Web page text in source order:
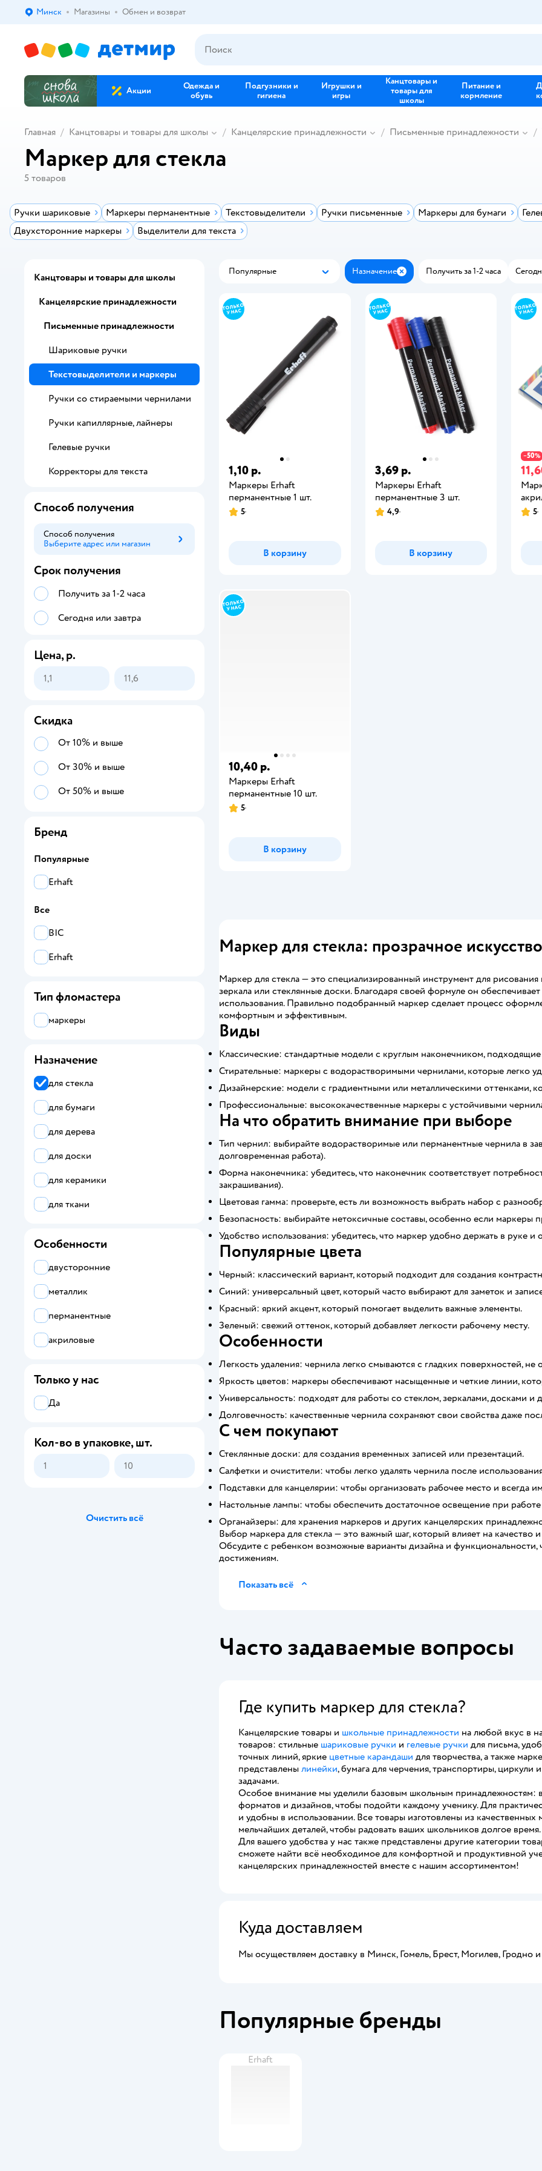
Выбор адреса доставки.
Минск Магазины Обмен и возврат
Акции
Одежда и
обувь
Подгузники и
гигиена
Игрушки и
игры
Канцтовары и
товары для
школы
Питание и
кормление
Главная Канцтовары и товары для школы Канцелярские принадлежности Письменные принадлежности
Маркер для стекла
5 товаров
Ручки шариковые Маркеры перманентные Текстовыделители Ручки письменные Маркеры для бумаги
Двухсторонние маркеры
Выделители для текста
Популярные
Популярные Назначение ЗакрытьПолучить за 1-2 часа
1,10 р.
Маркеры Erhaft
перманентные 1 шт.
5
В корзину
3,69 р.
Маркеры Erhaft
перманентные 3 шт.
4,9
В корзину
−50%
5
10,40 р.
Маркеры Erhaft
перманентные 10 шт.
5
В корзину
Маркер для стекла: прозрачное
Маркер для стекла — это специализированный инструмент для рисования
зеркала или стеклянные доски. Благодаря своей формуле он
использования. Правильно подобранный маркер сделает процесс
комфортным и эффективным.
Виды
Классические: стандартные модели с круглым наконечником,
Стирательные: маркеры с водорастворимыми чернилами, которые легко
Дизайнерские: модели с градиентными или металлическими оттенками,
Профессиональные: высококачественные маркеры с устойчивыми
На что обратить внимание при выборе
Тип чернил: выбирайте водорастворимые или перманентные чернила в
долговременная работа).
Форма наконечника: убедитесь, что наконечник соответствует
закрашивания).
Цветовая гамма: проверьте, есть ли возможность выбрать набор с
Безопасность: выбирайте нетоксичные составы, особенно если маркеры
Удобство использования: убедитесь, что маркер удобно держать в руке и
Популярные цвета
Черный: классический вариант, который подходит для создания
Синий: универсальный цвет, который часто выбирают для заметок и
Красный: яркий акцент, который помогает выделить важные элементы.
Зеленый: свежий оттенок, который добавляет легкости рабочему месту.
Особенности
Легкость удаления: чернила легко смываются с гладких поверхностей, не
Яркость цветов: маркеры обеспечивают насыщенные и четкие линии,
Универсальность: подходят для работы со стеклом, зеркалами, досками и
Долговечность: качественные чернила сохраняют свои свойства даже
С чем покупают
Стеклянные доски: для создания временных записей или презентаций.
Салфетки и очистители: чтобы легко удалять чернила после
Подставки для канцелярии: чтобы организовать рабочее место и всегда
Настольные лампы: чтобы обеспечить достаточное освещение при
Органайзеры: для хранения маркеров и других канцелярских
Выбор маркера для стекла — это важный шаг, который влияет на
Обсудите с ребенком возможные варианты дизайна и
достижениям.
Показать всё
Часто задаваемые вопросы
Где купить маркер для стекла?
Канцелярские товары и школьные принадлежности на любой вкус в
товаров: стильные шариковые ручки и гелевые ручки для письма,
точных линий, яркие цветные карандаши для творчества, а также
представлены линейки, бумага для черчения, транспортиры,
задачами.
Особое внимание мы уделили базовым школьным принадлежностям:
форматов и дизайнов, чтобы подойти каждому ученику. Для
и удобны в использовании. Все товары изготовлены из
мельчайших деталей, чтобы радовать ваших школьников долгое время.
Для вашего удобства у нас также представлены другие категории
сможете найти всё необходимое для комфортной и продуктивной
канцелярских принадлежностей вместе с нашим ассортиментом!
Куда доставляем
Мы осуществляем доставку в Минск, Гомель, Брест, Могилев, Гродно
Популярные бренды
Erhaft
Канцтовары и товары для школы
Канцелярские принадлежности
Письменные принадлежности
Шариковые ручки
Текстовыделители и маркеры
Ручки со стираемыми чернилами
Ручки капиллярные, лайнеры
Гелевые ручки
Корректоры для текста
Способ получения
Способ получения
Выберите адрес или магазин
Способ получения
Срок получения
Получить за 1-2 часа
Сегодня или завтра
Цена, р.
Скидка
От 10% и выше
От 30% и выше
От 50% и выше
Бренд
Популярные
Erhaft
Все
BIC
Erhaft
Тип фломастера
маркеры
Назначение
для стекла
для бумаги
для дерева
для доски
для керамики
для ткани
Особенности
двусторонние
металлик
перманентные
акриловые
Только у нас
Да
Кол-во в упаковке, шт.
Очистить всё